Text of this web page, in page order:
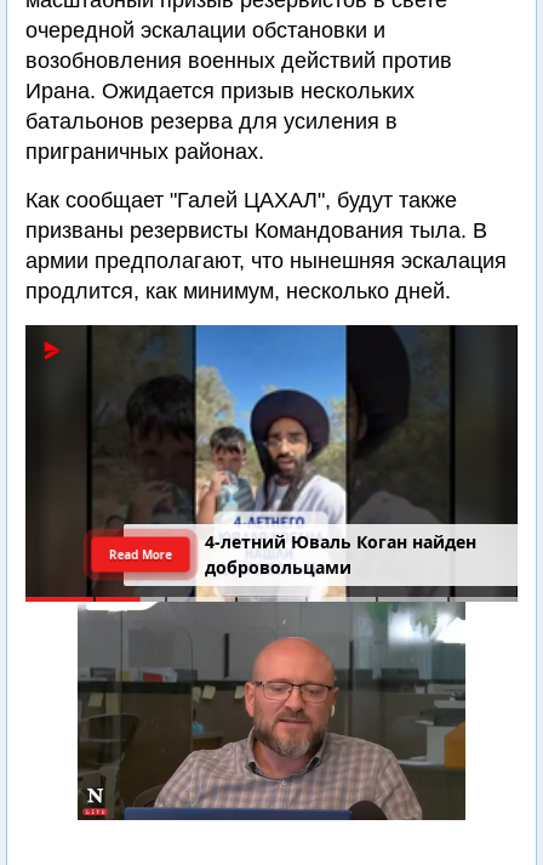
очередной эскалации обстановки и
возобновления военных действий против
Ирана. Ожидается призыв нескольких
батальонов резерва для усиления в
приграничных районах.
Как сообщает "Галей ЦАХАЛ", будут также
призваны резервисты Командования тыла. В
армии предполагают, что нынешняя эскалация
продлится, как минимум, несколько дней.
4-летний Юваль Коган найден
добровольцами
Read More